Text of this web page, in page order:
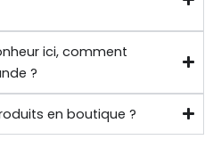
ici, comment
?
en boutique ?